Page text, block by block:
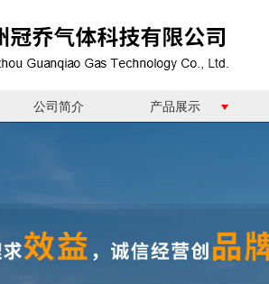
公司简介 产品展示